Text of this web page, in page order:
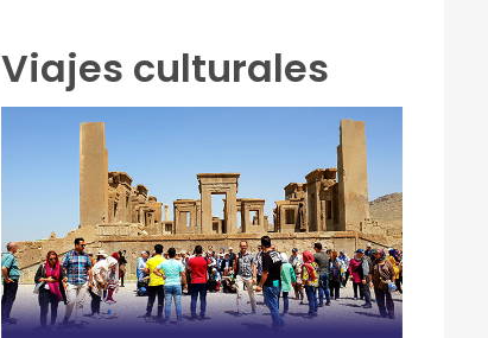
Viajes culturales